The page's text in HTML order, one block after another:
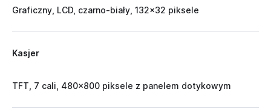
Graficzny, LCD, czarno-biały, 132x32 piksele
Kasjer
TFT, 7 cali, 480x800 piksele z panelem dotykowym